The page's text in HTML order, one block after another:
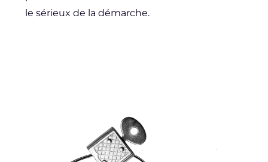
le sérieux de la démarche.